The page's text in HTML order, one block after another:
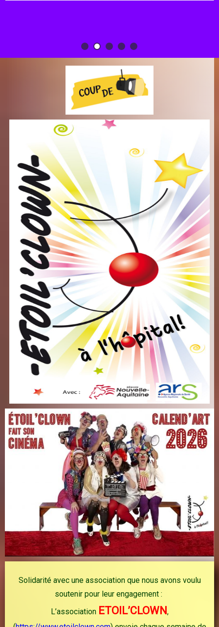
Solidarité avec une association que nous avons voulu
soutenir pour leur engagement :
L’association ETOIL’CLOWN,